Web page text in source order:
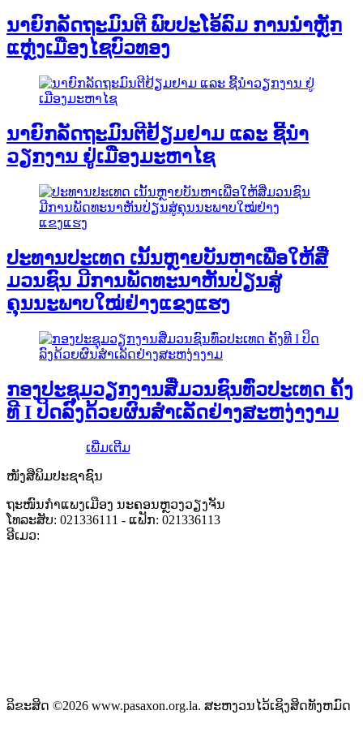
ນາຍົກລັດຖະມົນຕີ ພົບປະໂອ້ລົມ ການນຳຫຼັກ
ແຫຼ່ງເມືອງໄຊບົວທອງ
ນາຍົກລັດຖະມົນຕີຢ້ຽມຢາມ ແລະ ຊີ້ນຳ
ວຽກງານ ຢູ່ເມືອງມະຫາໄຊ
ປະທານປະເທດ ເນັ້ນຫຼາຍບັນຫາເພື່ອໃຫ້ສື່
ມວນຊົນ ມີການພັດທະນາຫັນປ່ຽນສູ່
ຄຸນນະພາບໃໝ່ຢ່າງແຂງແຮງ
ກອງປະຊຸມວຽກງານສື່ມວນຊົນທົ່ວປະເທດ ຄັ້ງ
ທີ I ປິດລົງດ້ວຍຜົນສໍາເລັດຢ່າງສະຫງ່າງາມ
ເພີ່ມເຕີມ
ໜັງສືພິມປະຊາຊົນ
ຖະໜົນກຳແພງເມືອງ ນະຄອນຫຼວງວຽງຈັນ
ໂທລະສັບ: 021336111 - ແຟັກ: 021336113
ອີເມວ:
ລິຂະສິດ ©2026 www.pasaxon.org.la. ສະຫງວນໄວ້ເຊິງສິດທັງຫມົດ